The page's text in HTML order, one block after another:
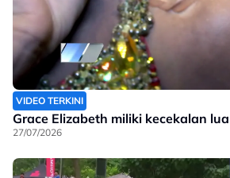
VIDEO TERKINI
Grace Elizabeth miliki kecekalan
27/07/2026